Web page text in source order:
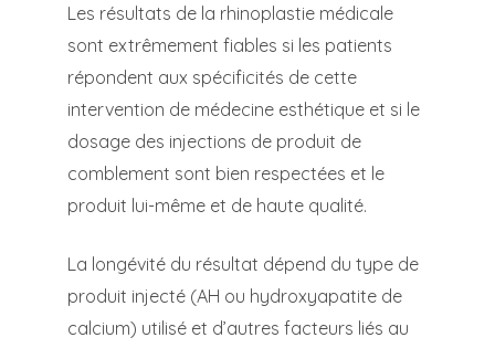
Les résultats de la rhinoplastie médicale
sont extrêmement fiables si les patients
répondent aux spécificités de cette
intervention de médecine esthétique et si le
dosage des injections de produit de
comblement sont bien respectées et le
produit lui-même et de haute qualité.
La longévité du résultat dépend du type de
produit injecté (AH ou hydroxyapatite de
calcium) utilisé et d’autres facteurs liés au